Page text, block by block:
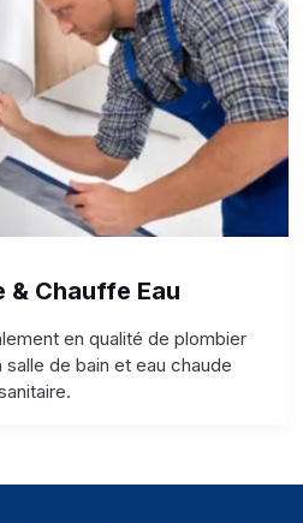
& Chauffe Eau
en qualité de plombier
de bain et eau chaude